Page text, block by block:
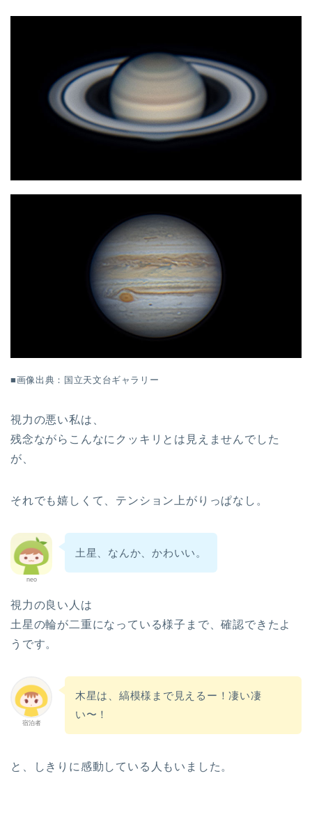
■画像出典：国立天文台ギャラリー
視力の悪い私は、
残念ながらこんなにクッキリとは見えませんでした
が、
それでも嬉しくて、テンション上がりっぱなし。
neo
土星、なんか、かわいい。
視力の良い人は
土星の輪が二重になっている様子まで、確認できたよ
うです。
宿泊者
木星は、縞模様まで見えるー！凄い凄
い〜！
と、しきりに感動している人もいました。